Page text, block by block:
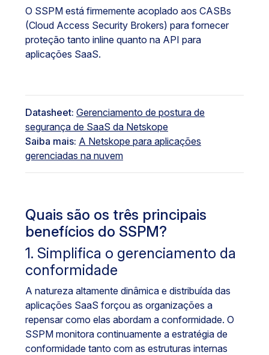
O SSPM está firmemente acoplado aos CASBs
(Cloud Access Security Brokers) para fornecer
proteção tanto inline quanto na API para
aplicações SaaS.
Datasheet: Gerenciamento de postura de
segurança de SaaS da Netskope
Saiba mais: A Netskope para aplicações
gerenciadas na nuvem
Quais são os três principais
benefícios do SSPM?
1. Simplifica o gerenciamento da
conformidade
A natureza altamente dinâmica e distribuída das
aplicações SaaS forçou as organizações a
repensar como elas abordam a conformidade. O
SSPM monitora continuamente a estratégia de
conformidade tanto com as estruturas internas